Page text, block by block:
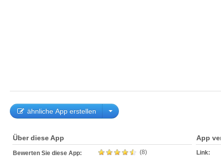
ähnliche App erstellen
Über diese App
Bewerten Sie diese App: (8)
App
Link: